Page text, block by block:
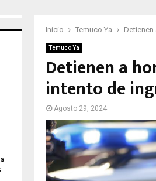
Inicio Temuco Ya
Temuco Ya
Detienen a
intento de
Agosto 29, 2024